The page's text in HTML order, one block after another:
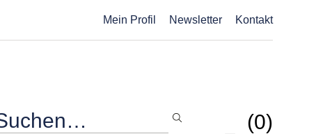
Mein Profil Newsletter Kontakt
(0)